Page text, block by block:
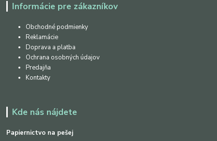
Informácie pre zákazníkov
Obchodné podmienky
Reklamácie
Doprava a platba
Ochrana osobných údajov
Predajňa
Kontakty
Kde nás nájdete
Papiernictvo na pešej